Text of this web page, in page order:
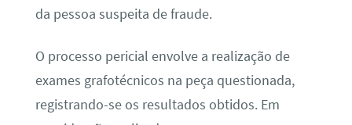
da pessoa suspeita de fraude.
O processo pericial envolve a realização de
exames grafotécnicos na peça questionada,
registrando-se os resultados obtidos. Em